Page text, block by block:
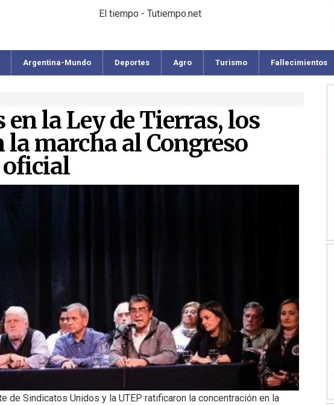
El tiempo - Tutiempo.net
Argentina-Mundo Deportes Agro Turismo Fallecimientos
en la Ley de Tierras, los
marcha al Congreso
oficial
de Sindicatos Unidos y la UTEP ratificaron la concentración en la